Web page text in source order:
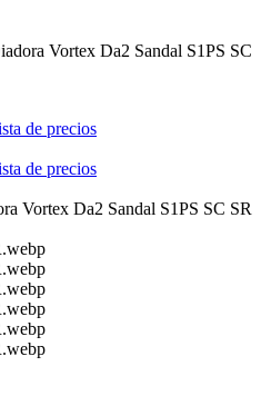
Vortex Da2 Sandal S1PS SC
de precios
de precios